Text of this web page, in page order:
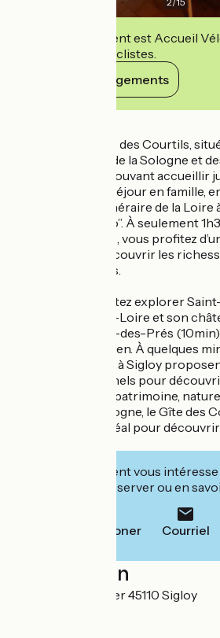
Cet établissement est Accueil
accueillir des cyclistes.
Voir ses engagements
Bienvenue au Gîte des Courtils,
Loire, aux portes de la Sologne et
de Loire. Ce gîte pouvant accueillir
est idéal pour un séjour en famille,
une étape sur l’itinéraire de la Loire
label “Accueil Vélo”. À seulement
minutes d’Orléans, vous profitez
privilégié pour découvrir les
paysages ligériens.
Depuis le gîte, partez explorer
(20min), Sully-sur-Loire et son
encore Germigny-des-Prés
Oratoire carolingien. À quelques
Passeurs de Loire à Sigloy
bateaux traditionnels pour
autrement. Entre patrimoine,
escapades en Sologne, le Gîte des
point de départ idéal pour
Cet établissement vous
leur site pour réserver ou en
Téléphoner Courriel
Localisation
4 Route d'Ouvrouer 45110 Sigloy